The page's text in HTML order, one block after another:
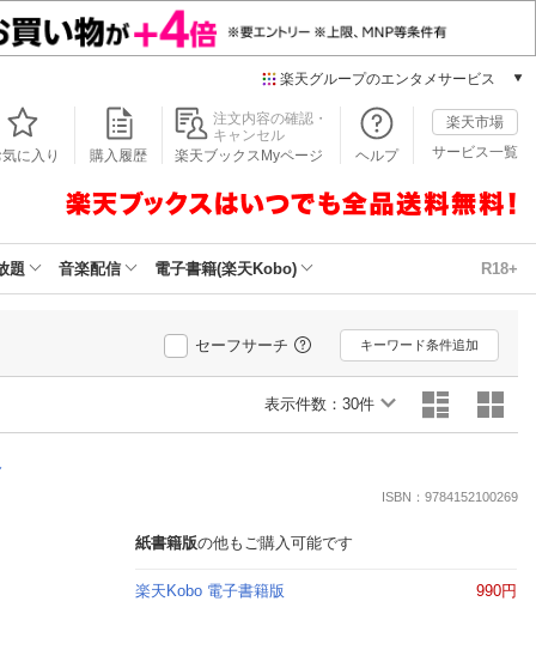
楽天グループのエンタメサービス
本/ゲーム/CD/DVD
楽天ブックス
楽天Kobo
動画配信
楽天TV
動画配信ガイド
楽天チケット
気に入り 購入履歴
注文内容の確認・
キャンセル
楽天ブックスMyページ
ヘルプ
楽天市場
サービス一覧
題 音楽配信 電子書籍(楽天Kobo) R18+
セーフサーチ キーワード条件追加
表示件数： 30件
ISBN：9784152100269
紙書籍版の他もご購入可能です
楽天Kobo 電子書籍版 990円